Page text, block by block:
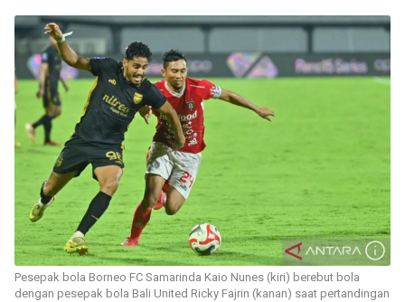
Pesepak bola Borneo FC Samarinda Kaio Nunes (kiri) berebut bola
dengan pesepak bola Bali United Ricky Fajrin (kanan) saat pertandingan